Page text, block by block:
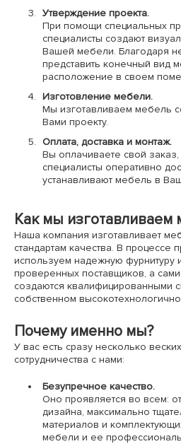
Утверждение проекта.
При помощи специальных
специалисты создают
Вашей мебели. Благодаря
представить конечный вид
расположение в своем
Изготовление мебели.
Мы изготавливаем мебель
Вами проекту.
Оплата, доставка и монтаж.
Вы оплачиваете свой
специалисты оперативно
устанавливают мебель в
Как мы изготавливаем
Наша компания изготавливает
стандартам качества. В процессе
используем надежную фурнитуру
проверенных поставщиков, а
создаются квалифицированными
собственном
Почему именно мы?
У вас есть сразу несколько
сотрудничества с нами:
Безупречное качество.
Оно проявляется во всем:
дизайна, максимально
материалов и
мебели и ее